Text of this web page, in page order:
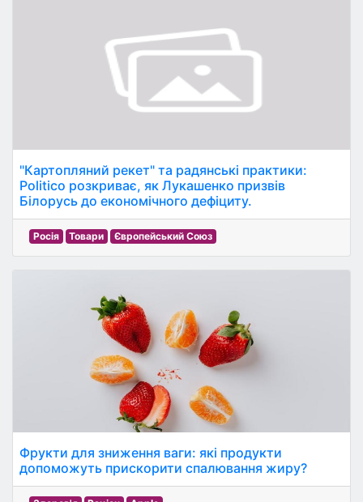
"Картопляний рекет" та радянські практики:
Politico розкриває, як Лукашенко призвів
Білорусь до економічного дефіциту.
Росія Товари Європейський Союз
Фрукти для зниження ваги: які продукти
допоможуть прискорити спалювання жиру?